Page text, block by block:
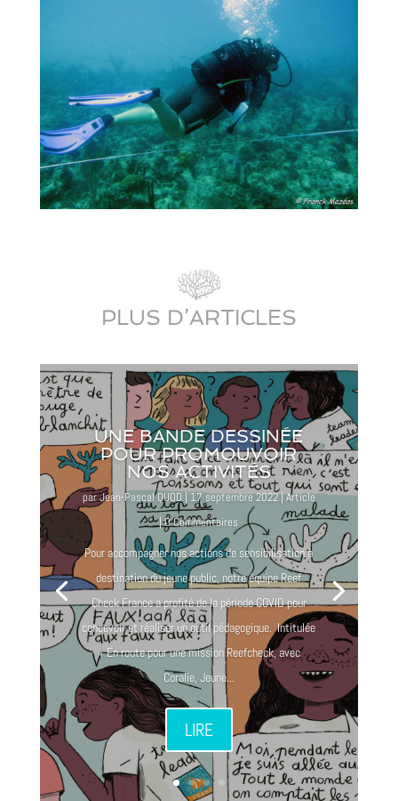
PLUS D’ARTICLES
UNE BANDE DESSINÉE
POUR PROMOUVOIR
NOS ACTIVITÉS
parJean-Pascal QUOD | 17 septembre 2022|Article
| 0 Commentaires
Pour accompagner nos actions de sensibilisation à
destination du jeune public, notre équipe Reef
Check France a profité de la période COVID pour
concevoir et réaliser un outil pédagogique. Intitulée
« En route pour une mission Reefcheck, avec
Coralie, Jeune...
LIRE